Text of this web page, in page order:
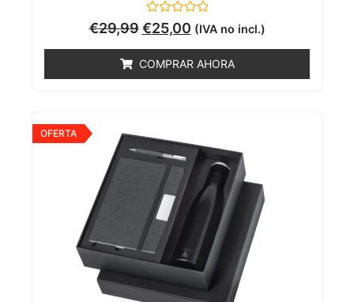
Valorado
con
5
€29,99 €25,00 (IVA no incl.)
COMPRAR AHORA
OFERTA